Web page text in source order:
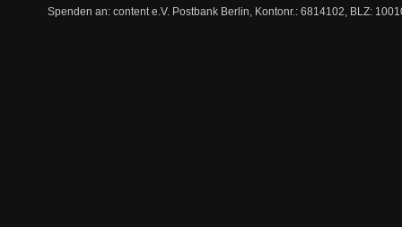
Spenden an: content e.V. Postbank Berlin, Kontonr.: 6814102, BLZ: